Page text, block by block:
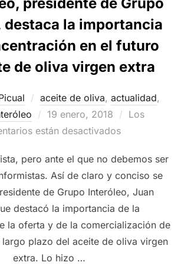
destaca la importancia
en el futuro
de oliva virgen extra
aceite de oliva, actualidad,
Publicado
el
19 enero, 2018
Los
están desactivados
pero ante el que no debemos ser
Así de claro y conciso se
de Grupo Interóleo, Juan
destacó la importancia de la
la oferta y de la comercialización de
plazo del aceite de oliva virgen
extra. Lo hizo …